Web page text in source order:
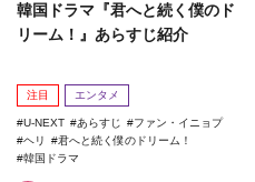
韓国ドラマ『君へと続く僕のド
リーム！』あらすじ紹介
注目 エンタメ
U-NEXT あらすじ
ファン・イニョプ
ヘリ
君へと続く僕のドリーム！
韓国ドラマ